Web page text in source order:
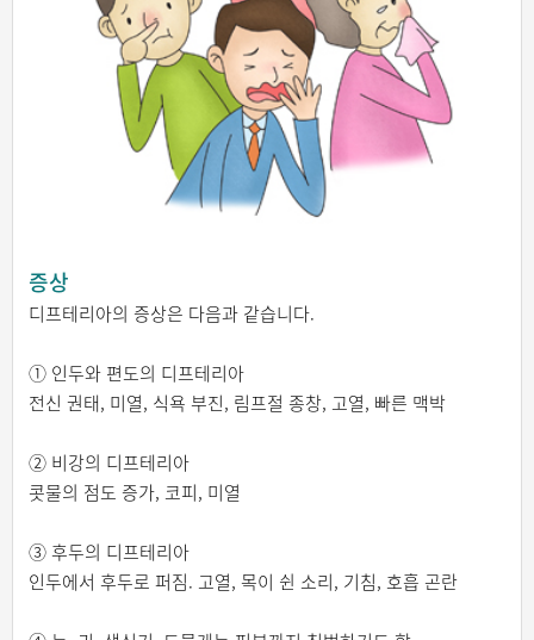
증상
디프테리아의 증상은 다음과 같습니다.
① 인두와 편도의 디프테리아
전신 권태, 미열, 식욕 부진, 림프절 종창, 고열, 빠른 맥박
② 비강의 디프테리아
콧물의 점도 증가, 코피, 미열
③ 후두의 디프테리아
인두에서 후두로 퍼짐. 고열, 목이 쉰 소리, 기침, 호흡 곤란